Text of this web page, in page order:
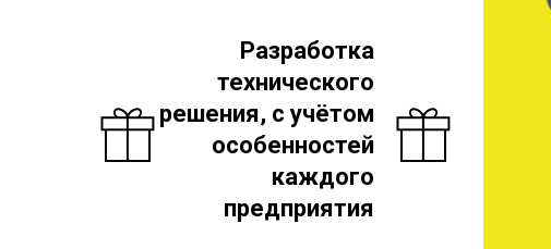
Разработка
технического
решения, с учётом
особенностей
каждого
предприятия